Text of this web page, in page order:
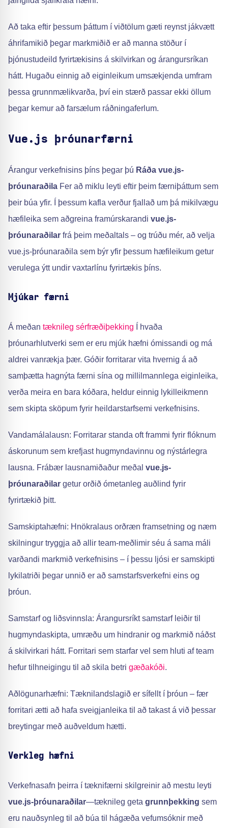
Að taka eftir þessum þáttum í viðtölum gæti reynst jákvætt
áhrifamikið þegar markmiðið er að manna stöður í
þjónustudeild fyrirtækisins á skilvirkan og árangursríkan
hátt. Hugaðu einnig að eiginleikum umsækjenda umfram
þessa grunnmælikvarða, því ein stærð passar ekki öllum
þegar kemur að farsælum ráðningaferlum.
Vue.js þróunarfærni
Árangur verkefnisins þíns þegar þú Ráða vue.js-
þróunaraðila Fer að miklu leyti eftir þeim færniþáttum sem
þeir búa yfir. Í þessum kafla verður fjallað um þá mikilvægu
hæfileika sem aðgreina framúrskarandi vue.js-
þróunaraðilar frá þeim meðaltals – og trúðu mér, að velja
vue.js-þróunaraðila sem býr yfir þessum hæfileikum getur
verulega ýtt undir vaxtarlínu fyrirtækis þíns.
Mjúkar færni
Á meðan tæknileg sérfræðiþekking Í hvaða
þróunarhlutverki sem er eru mjúk hæfni ómissandi og má
aldrei vanrækja þær. Góðir forritarar vita hvernig á að
samþætta hagnýta færni sína og millilmannlega eiginleika,
verða meira en bara kóðara, heldur einnig lykilleikmenn
sem skipta sköpum fyrir heildarstarfsemi verkefnisins.
Vandamálalausn: Forritarar standa oft frammi fyrir flóknum
áskorunum sem krefjast hugmyndavinnu og nýstárlegra
lausna. Frábær lausnamiðaður meðal vue.js-
þróunaraðilar getur orðið ómetanleg auðlind fyrir
fyrirtækið þitt.
Samskiptahæfni: Hnökralaus orðræn framsetning og næm
skilningur tryggja að allir team-meðlimir séu á sama máli
varðandi markmið verkefnisins – í þessu ljósi er samskipti
lykilatriði þegar unnið er að samstarfsverkefni eins og
þróun.
Samstarf og liðsvinnsla: Árangursríkt samstarf leiðir til
hugmyndaskipta, umræðu um hindranir og markmið náðst
á skilvirkari hátt. Forritari sem starfar vel sem hluti af team
hefur tilhneigingu til að skila betri gæðakóði.
Aðlögunarhæfni: Tæknilandslagið er sífellt í þróun – fær
forritari ætti að hafa sveigjanleika til að takast á við þessar
breytingar með auðveldum hætti.
Verkleg hæfni
Verkefnasafn þeirra í tæknifærni skilgreinir að mestu leyti
vue.js-þróunaraðilar—tæknileg geta grunnþekking sem
eru nauðsynleg til að búa til hágæða vefumsóknir með